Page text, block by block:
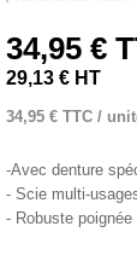
34,95 €
29,13 € HT
34,95 € TTC /
-Avec denture
- Scie multi-
- Robuste